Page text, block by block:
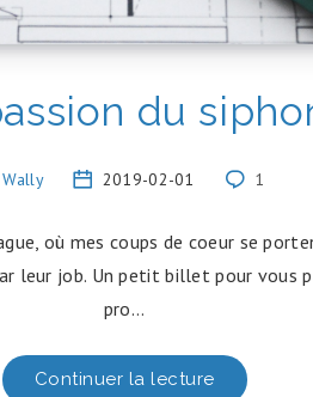
du
Wally 2019-02-01 1
où mes coups de coeur se
leur job. Un petit billet pour vous
pro…
Continuer la lecture